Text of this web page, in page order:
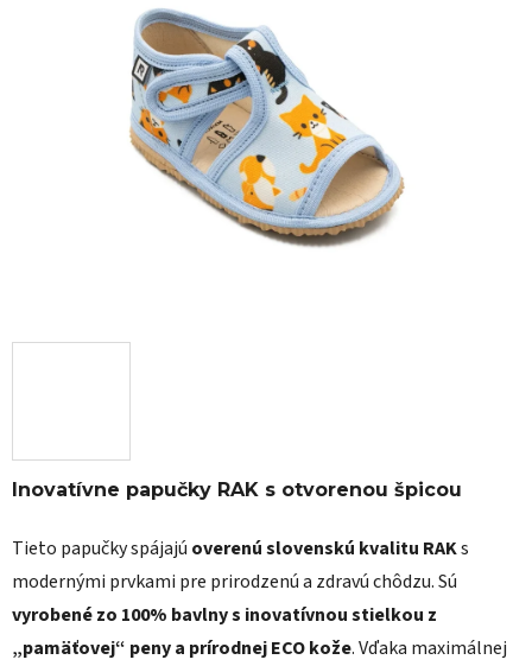
Inovatívne papučky RAK s otvorenou špicou
Tieto papučky spájajú overenú slovenskú kvalitu RAKs
modernými prvkami pre prirodzenú a zdravú chôdzu. Sú
vyrobené zo 100% bavlny s inovatívnou stielkou z
„pamäťovej“ peny a prírodnej ECO kože. Vďaka maximálnej